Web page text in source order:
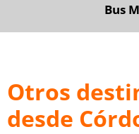
Bus
Otros
desde